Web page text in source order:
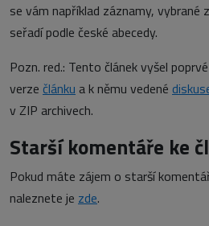
se vám například záznamy,
seřadí podle české abecedy.
Pozn. red.: Tento článek vyšel
verze článku a k němu vedené
v ZIP archivech.
Starší komentáře ke
Pokud máte zájem o starší
naleznete je zde.